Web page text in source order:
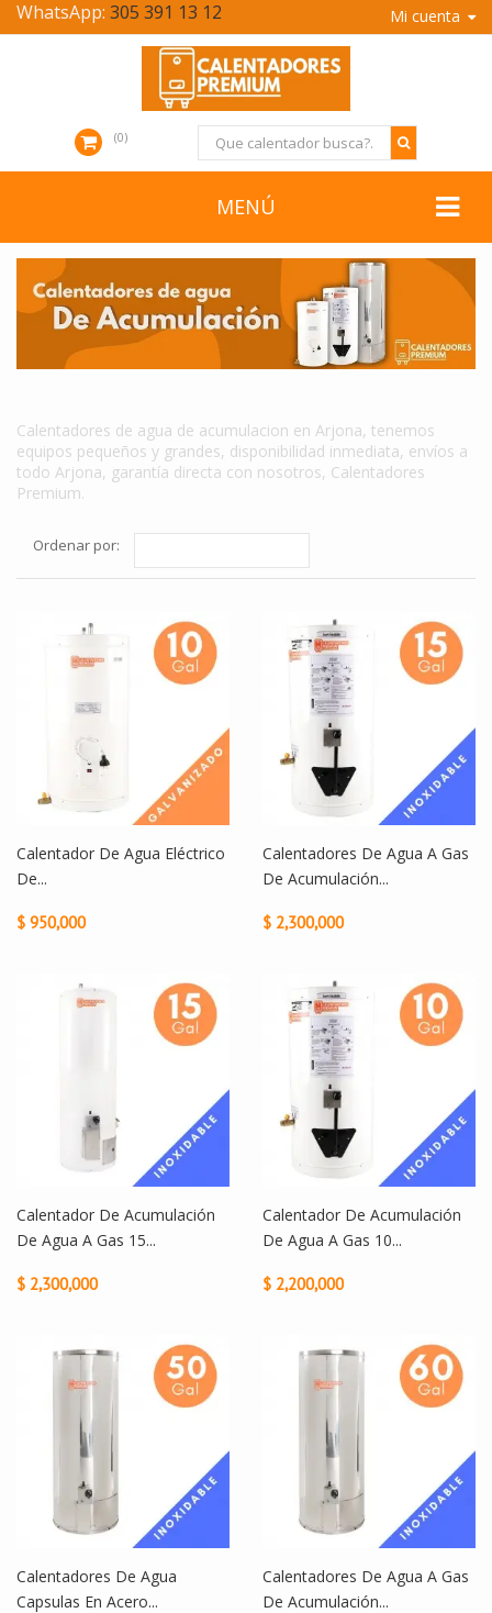
Mi cuenta
WhatsApp: 305 391 13 12
0
MENÚ
Calentadores de agua de acumulacion en Arjona, tenemos
equipos pequeños y grandes, disponibilidad inmediata, envíos a
todo Arjona, garantía directa con nosotros, Calentadores
Premium.
Ordenar por:
Calentador De Agua Eléctrico
De...
$ 950,000
Calentadores De Agua A Gas
De Acumulación...
$ 2,300,000
Calentador De Acumulación
De Agua A Gas 15...
$ 2,300,000
Calentador De Acumulación
De Agua A Gas 10...
$ 2,200,000
Calentadores De Agua
Capsulas En Acero...
Calentadores De Agua A Gas
De Acumulación...